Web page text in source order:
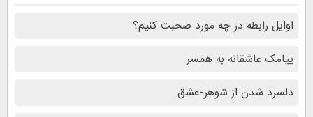
اوایل رابطه در چه مورد صحبت کنیم؟
پیامک عاشقانه به همسر
دلسرد شدن از شوهر-عشق